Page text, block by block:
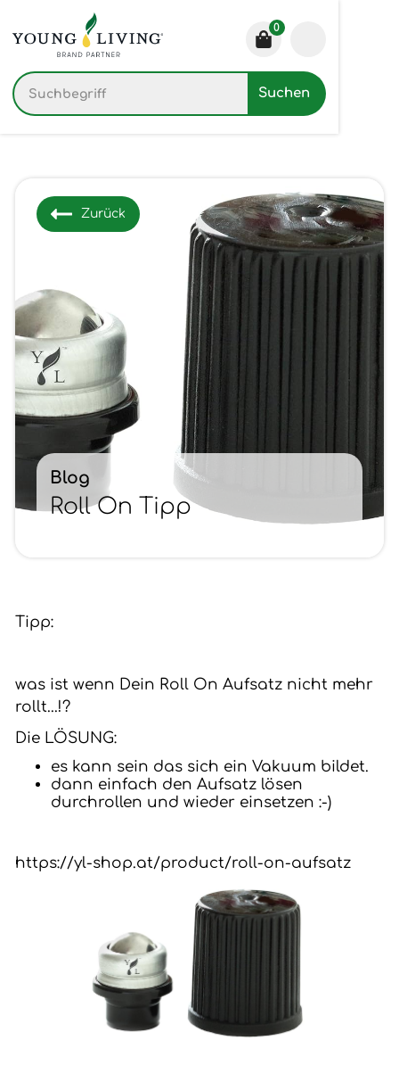
0
Zurück
Blog
Roll On Tipp
Tipp:
was ist wenn Dein Roll On Aufsatz nicht mehr
rollt...!?
Die LÖSUNG:
es kann sein das sich ein Vakuum bildet.
dann einfach den Aufsatz lösen
durchrollen und wieder einsetzen :-)
https://yl-shop.at/product/roll-on-aufsatz